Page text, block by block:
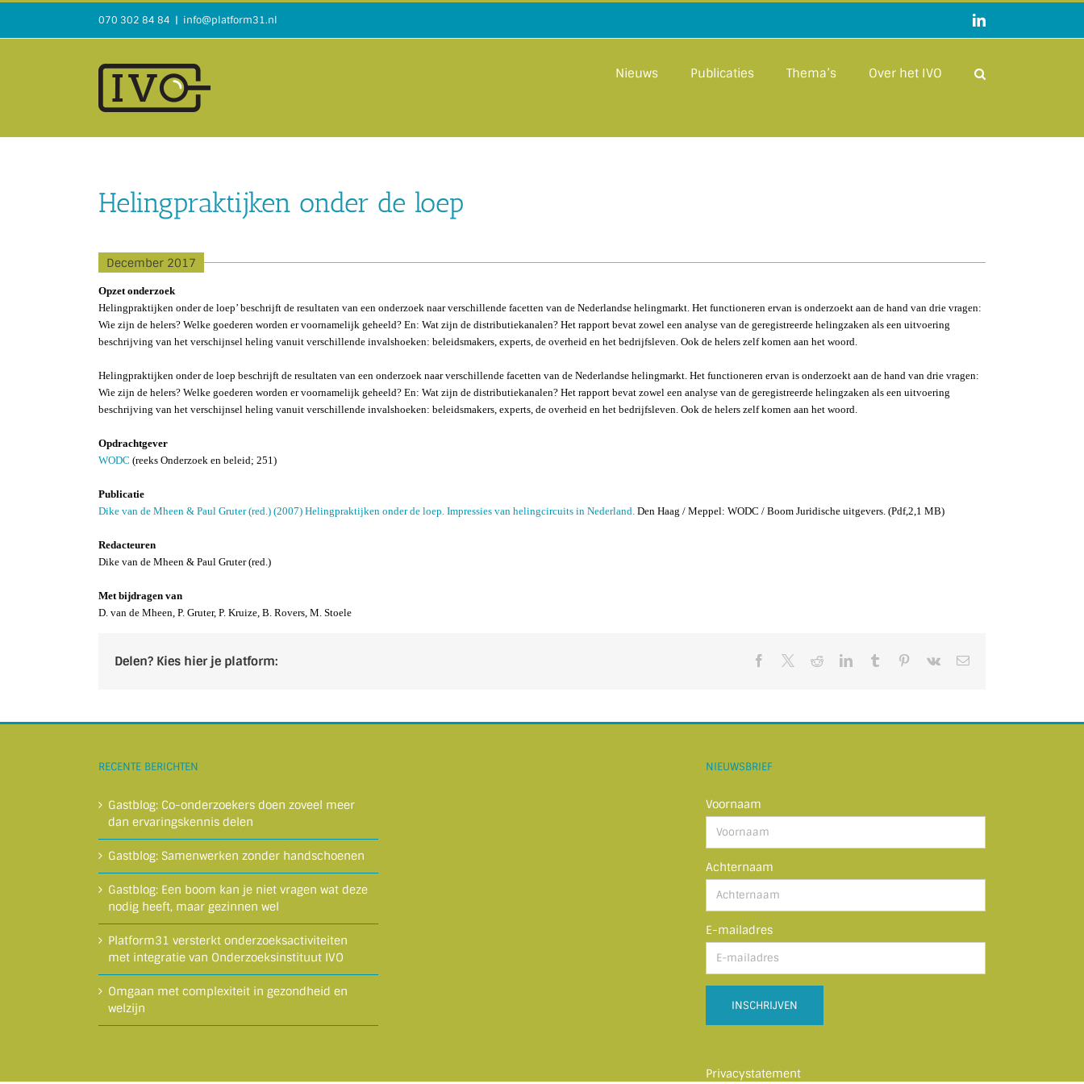
Ga
inhoud
070 302 84 84 | info@platform31.nl LinkedIn
Nieuws Publicaties Thema’s Over het IVO
Helingpraktijken onder de loep
December 2017
Opzet onderzoek
Helingpraktijken onder de loep’ beschrijft de resultaten van een onderzoek naar verschillende facetten van de Nederlandse helingmarkt. Het functioneren ervan is onderzoekt aan de hand van drie vragen:
Wie zijn de helers? Welke goederen worden er voornamelijk geheeld? En: Wat zijn de distributiekanalen? Het rapport bevat zowel een analyse van de geregistreerde helingzaken als een uitvoering
beschrijving van het verschijnsel heling vanuit verschillende invalshoeken: beleidsmakers, experts, de overheid en het bedrijfsleven. Ook de helers zelf komen aan het woord.
Helingpraktijken onder de loep beschrijft de resultaten van een onderzoek naar verschillende facetten van de Nederlandse helingmarkt. Het functioneren ervan is onderzoekt aan de hand van drie vragen:
Wie zijn de helers? Welke goederen worden er voornamelijk geheeld? En: Wat zijn de distributiekanalen? Het rapport bevat zowel een analyse van de geregistreerde helingzaken als een uitvoering
beschrijving van het verschijnsel heling vanuit verschillende invalshoeken: beleidsmakers, experts, de overheid en het bedrijfsleven. Ook de helers zelf komen aan het woord.
Opdrachtgever
WODC (reeks Onderzoek en beleid; 251)
Publicatie
Dike van de Mheen & Paul Gruter (red.) (2007) Helingpraktijken onder de loep. Impressies van helingcircuits in Nederland. Den Haag / Meppel: WODC / Boom Juridische uitgevers. (Pdf,2,1 MB)
Redacteuren
Dike van de Mheen & Paul Gruter (red.)
Met bijdragen van
D. van de Mheen, P. Gruter, P. Kruize, B. Rovers, M. Stoele
Delen? Kies hier je platform: Facebook RedditLinkedInTumblr Pinterest
Vk
E-
RECENTE BERICHTEN
Gastblog: Co-onderzoekers doen zoveel meer
dan ervaringskennis delen
Gastblog: Samenwerken zonder handschoenen
Gastblog: Een boom kan je niet vragen wat deze
nodig heeft, maar gezinnen wel
Platform31 versterkt onderzoeksactiviteiten
met integratie van Onderzoeksinstituut IVO
Omgaan met complexiteit in gezondheid en
welzijn
NIEUWSBRIEF
Voornaam
Achternaam
E-mailadres
Privacystatement